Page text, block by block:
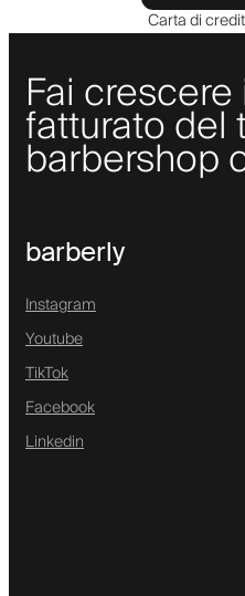
Carta di
Fai
fatturato del
barbershop
barberly
Instagram
Youtube
TikTok
Facebook
Linkedin